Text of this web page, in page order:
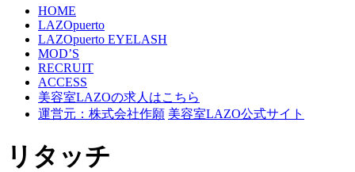
HOME
LAZOpuerto
LAZOpuerto EYELASH
MOD’S
RECRUIT
ACCESS
美容室LAZOの求人はこちら
運営元：株式会社作願 美容室LAZO公式サイト
リタッチ